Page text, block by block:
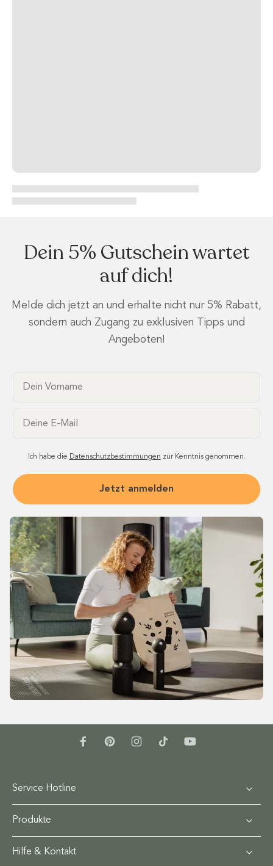
Dein 5% Gutschein wartet
auf dich!
Melde dich jetzt an und erhalte nicht nur 5% Rabatt,
sondern auch Zugang zu exklusiven Tipps und
Angeboten!
Ich habe die Datenschutzbestimmungen zur Kenntnis genommen.
Jetzt anmelden
Service Hotline
Produkte
Hilfe & Kontakt